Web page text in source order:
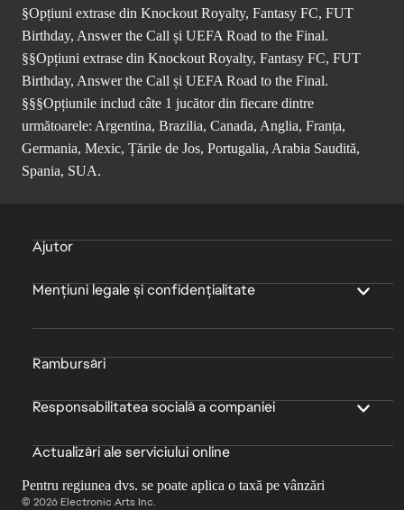
§Opțiuni extrase din Knockout Royalty, Fantasy FC, FUT
Birthday, Answer the Call și UEFA Road to the Final.
§§Opțiuni extrase din Knockout Royalty, Fantasy FC, FUT
Birthday, Answer the Call și UEFA Road to the Final.
§§§Opțiunile includ câte 1 jucător din fiecare dintre
următoarele: Argentina, Brazilia, Canada, Anglia, Franța,
Germania, Mexic, Țările de Jos, Portugalia, Arabia Saudită,
Spania, SUA.
Ajutor
Mențiuni legale și confidențialitate
Rambursări
Responsabilitatea socială a companiei
Actualizări ale serviciului online
Pentru regiunea dvs. se poate aplica o taxă pe vânzări
© 2026 Electronic Arts Inc.